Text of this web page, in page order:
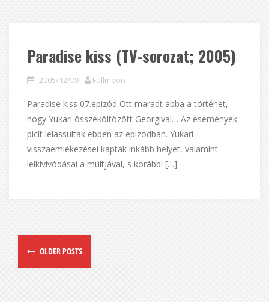
Paradise kiss (TV-sorozat; 2005)
2005/12/09 Fullmoon
Paradise kiss 07.epizód Ott maradt abba a történet,
hogy Yukari összeköltözött Georgival… Az események
picit lelassultak ebben az epizódban. Yukari
visszaemlékezései kaptak inkább helyet, valamint
lelkivívódásai a múltjával, s korábbi […]
OLDER POSTS